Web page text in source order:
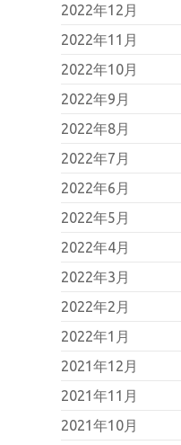
2022年12月
2022年11月
2022年10月
2022年9月
2022年8月
2022年7月
2022年6月
2022年5月
2022年4月
2022年3月
2022年2月
2022年1月
2021年12月
2021年11月
2021年10月